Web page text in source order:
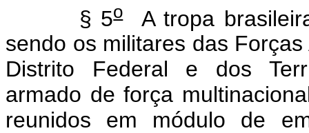
§ 5oA tropa
sendo os militares das
Distrito Federal e dos
armado de força
reunidos em módulo de